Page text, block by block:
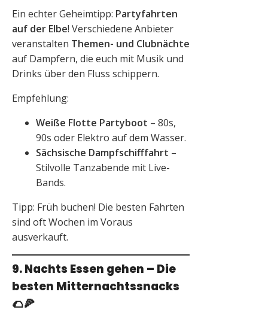
Ein echter Geheimtipp: Partyfahrten
auf der Elbe! Verschiedene Anbieter
veranstalten Themen- und Clubnächte
auf Dampfern, die euch mit Musik und
Drinks über den Fluss schippern.
Empfehlung:
Weiße Flotte Partyboot – 80s,
90s oder Elektro auf dem Wasser.
Sächsische Dampfschifffahrt –
Stilvolle Tanzabende mit Live-
Bands.
Tipp: Früh buchen! Die besten Fahrten
sind oft Wochen im Voraus
ausverkauft.
9. Nachts Essen gehen – Die
besten Mitternachtssnacks
🌮🍕